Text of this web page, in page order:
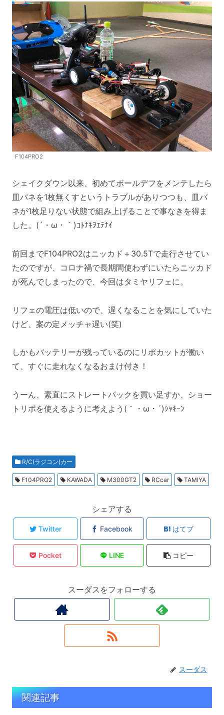
F104PRO2
シェイクダウン以来、初めてボールデフをメンテしたら
皿バネを1枚無くすというトラブルがありつつも、皿バ
ネが1枚足りない状態で組み上げることで事なきを得ま
した。(´・ω・｀)ｺﾄﾅｷｦｴﾃﾅｲ
前回までF104PRO2はニッカド＋30.5Tで走行させてい
たのですが、コロナ禍で長期間使わずにいたらニッカド
が死んでしまったので、今回はタミヤリフェに。
リフェの電圧は低いので、遅くなることを気にしていた
けど、案の定メッチャ遅い(笑)
しかもバッテリーが残っているのにリポカットが働い
て、すぐに走れなくなるおまけ付き！
うーん、素直にストレートパックを買い足すか、ショー
トリポを使えるように考えよう(｀・ω・´)ｼｬｷｰﾝ
R/C(ラジコン)カー
F104PRO2 KAWADA M300GT2 RCcar TAMIYA
シェアする
Twitter Facebook はてブ
Pocket LINE コピー
スーダスをフォローする
スーダス
関連記事